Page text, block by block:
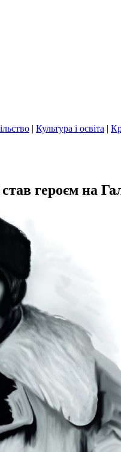
| Культура і освіта |
героєм на